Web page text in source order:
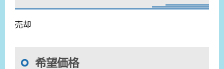
売却
希望価格